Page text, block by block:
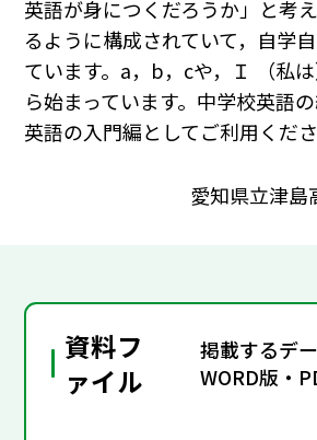
英語が身につくだろうか」と考
るように構成されていて，自学
ています。a，b，cや，Ｉ （私
ら始まっています。中学校英語
英語の入門編としてご利用くだ
愛知県立津
資料フ
ァイル
掲載するデ
WORD版・